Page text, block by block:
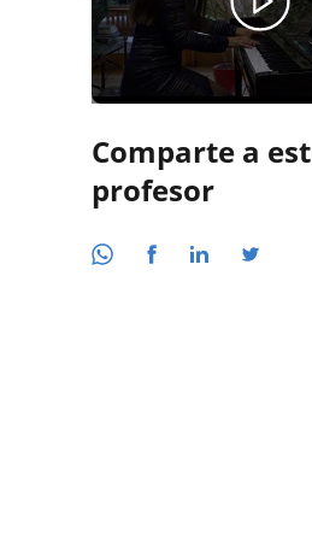
Comparte a
profesor